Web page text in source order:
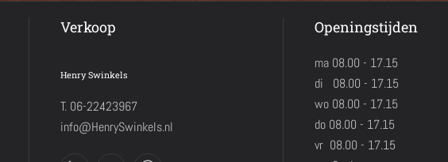
Verkoop
Henry Swinkels
T. 06-22423967
info@HenrySwinkels.nl
Openingstijden
ma 08.00 - 17.15
di 08.00 - 17.15
wo 08.00 - 17.15
do 08.00 - 17.15
vr 08.00 - 17.15